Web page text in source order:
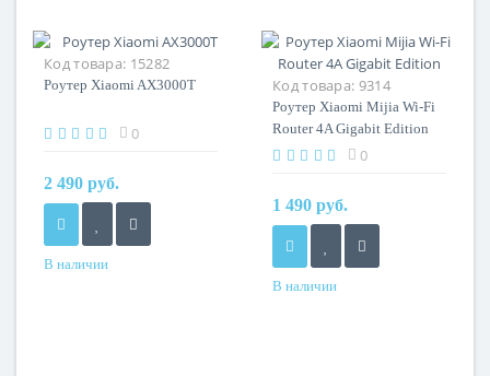
Код товара: 15282
Роутер Xiaomi AX3000T
0
2 490 руб.
В наличии
Код товара: 9314
Роутер Xiaomi Mijia Wi-Fi
Router 4A Gigabit Edition
0
1 490 руб.
В наличии